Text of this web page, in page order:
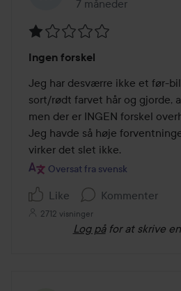
7 måneder
Posten blev oprettet
1
ud
af
5
Ingen forskel
Jeg har desværre ikke et før-
sort/rødt farvet hår og gjorde,
men der er INGEN forskel
Jeg havde så høje
virker det slet ikke.
Oversat fra svensk
Like Kommenter
2712 visninger
Log på for at skrive